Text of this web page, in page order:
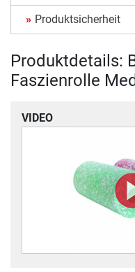
Produktsicherheit
Produktdetails:
Faszienrolle
VIDEO